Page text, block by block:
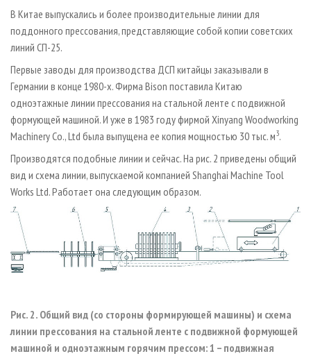
В Китае выпускались и более производительные линии для
поддонного прессования, представляющие собой копии советских
линий СП-25.
Первые заводы для производства ДСП китайцы заказывали в
Германии в конце 1980-х. Фирма Bison поставила Китаю
одноэтажные линии прессования на стальной ленте с подвижной
формующей машиной. И уже в 1983 году фирмой Xinyang Woodworking
Machinery Co., Ltd была выпущена ее копия мощностью 30 тыс. м3.
Производятся подобные линии и сейчас. На рис. 2 приведены общий
вид и схема линии, выпускаемой компанией Shanghai Machine Tool
Works Ltd. Работает она следующим образом.
Рис. 2. Общий вид (со стороны формирующей машины) и схема
линии прессования на стальной ленте с подвижной формующей
машиной и одноэтажным горячим прессом: 1 – подвижная